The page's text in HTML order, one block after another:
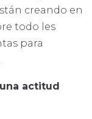
creando en
todo les
para
actitud